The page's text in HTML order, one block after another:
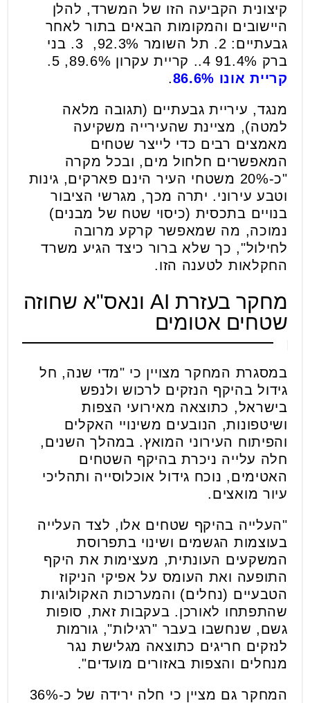
קיצונית הקביעה הזו של המשרד, להלן
היישובים והמקומות הבאים בתור לאחר
גבעתיים: 2. תל השומר 92.3%, 3. בני
ברק 91.4% 4.. קריית עקרון 89.6%, 5.
קריית אונו 86.6%
.
מנגד, עיריית גבעתיים (תגובה מלאה
למטה), מציינת שהעירייה משקיעה
מאמצים רבים כדי לייצר שטחים
המאפשרים חלחול מים, ובכל מקרה
"כ-20% משטחי העיר הינם פארקים, גינות
וטבע עירוני. יתרה מכך, מגרשי הציבור
בנויים בתכסית (כיסוי שטח של מבנים)
נמוכה, מה שמאפשר קרקע מרובה
לחילול", כך שלא ברור כיצד הגיע משרד
החקלאות לטענה הזו.
מחקר בעזרת AI ונאס"א שחוזה
שטחים אטומים
במסגרת המחקר מצויין כי "מדי שנה, חל
גידול בהיקף הנזקים לרכוש ולנפש
בישראל, כתוצאה מאירועי הצפות
ושיטפונות, הנובעים משינויי האקלים
והפיתוח העירוני המואץ. במהלך השנים,
חלה עלייה ניכרת בהיקף השטחים
האטימים, נוכח גידול אוכלוסייה ותהליכי
עיור מואצים.
"העלייה בהיקף שטחים אלו, לצד העלייה
בעוצמות הגשמים ושינוי בתפרוסת
המשקעים העונתית, מעצימות את היקף
התופעה ואת העומס על אפיקי הניקוז
הטבעיים (נחלים) והמערכות האקולוגיות
שהתפתחו לאורכן. בעקבות זאת, סופות
גשם, שנחשבו בעבר "רגילות", גורמות
לנזקים חריגים כתוצאה מגלישת נגר
מנחלים והצפות באזורים מועדים".
המחקר גם מציין כי חלה ירידה של כ-36%